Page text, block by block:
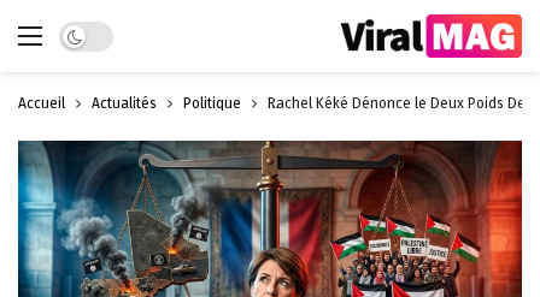
Dark mode
Accueil Actualités Politique Rachel Kéké Dénonce le Deux Poids